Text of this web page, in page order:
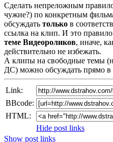
Сделать непреложным
чужие?) по конкретным
обсуждать только в
ссылка на клип. И это правило
теме Видеороликов, иначе,
действительно не избежать.
А клипы на свободные темы
ДС) можно обсуждать прямо в
Link:
BBcode:
HTML:
Hide post links
Show post links